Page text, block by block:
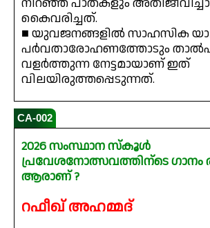
കൈവരിച്ചത്.
■ യുവജനങ്ങളിൽ സാഹസിക
പർവതാരോഹണത്തോടും
വളർത്തുന്ന നേട്ടമായാണ് ഇത്
വിലയിരുത്തപ്പെടുന്നത്.
CA-002
2026 സംസ്ഥാന സ്കൂൾ
പ്രവേശനോത്സവത്തിന്ടെ ഗാനം
ആരാണ് ?
റഫീഖ് അഹമ്മദ്